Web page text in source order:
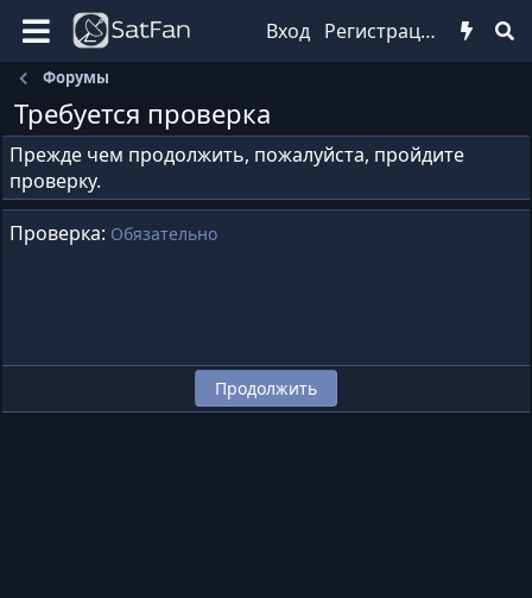
Вход Регистрация
Форумы
Требуется проверка
Прежде чем продолжить, пожалуйста, пройдите
проверку.
Проверка Обязательно
Продолжить